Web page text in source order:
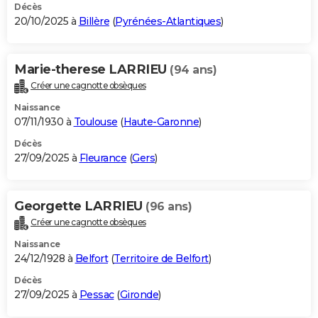
Décès
20/10/2025 à Billère (Pyrénées-Atlantiques)
Marie-therese LARRIEU (94 ans)
Créer une cagnotte obsèques
Naissance
07/11/1930 à Toulouse (Haute-Garonne)
Décès
27/09/2025 à Fleurance (Gers)
Georgette LARRIEU (96 ans)
Créer une cagnotte obsèques
Naissance
24/12/1928 à Belfort(Territoire de Belfort)
Décès
27/09/2025 à Pessac(Gironde)